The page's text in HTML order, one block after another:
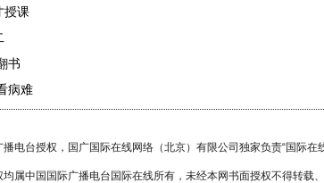
授课
书
病难
电台授权，国广国际在线网络（北京）有限公司独家负责“国际在
属中国国际广播电台国际在线所有，未经本网书面授权不得转载